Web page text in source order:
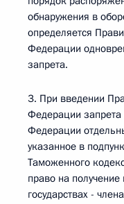
обнаружения в
определяется
Федерации
запрета.
3. При введении
Федерации запрета
Федерации
указанное в
Таможенного
право на
государствах -